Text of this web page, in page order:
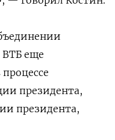
ВТБ еще
президента,
президента,